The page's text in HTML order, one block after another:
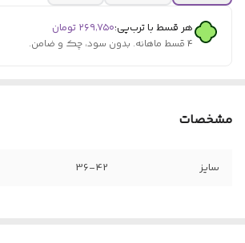
هر قسط با ترب‌پی:۲۶۹٬۷۵۰ تومان
۴ قسط ماهانه. بدون سود، چک و ضامن.
مشخصات
سایز 36-42